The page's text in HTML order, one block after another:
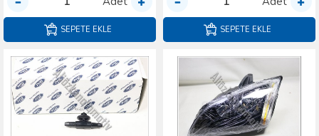
SEPETE EKLE SEPETE EKLE